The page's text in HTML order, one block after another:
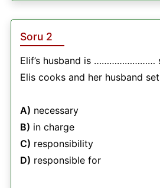
Soru 2
Elif’s husband is ……………………
Elis cooks and her husband
A) necessary
B) in charge
C) responsibility
D) responsible for